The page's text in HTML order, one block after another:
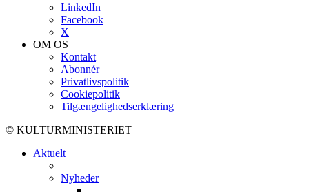
LinkedIn
Facebook
X
OM OS
Kontakt
Abonnér
Privatlivspolitik
Cookiepolitik
Tilgængelighedserklæring
© KULTURMINISTERIET
Aktuelt
Nyheder